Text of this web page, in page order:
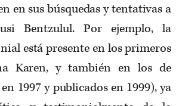
en sus búsquedas y tentativas a
Bentzulul. Por ejemplo, la
está presente en los primeros
Karen, y también en los de
1997 y publicados en 1999), ya